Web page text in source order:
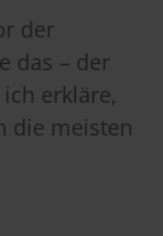
der
das – der
erkläre,
die meisten